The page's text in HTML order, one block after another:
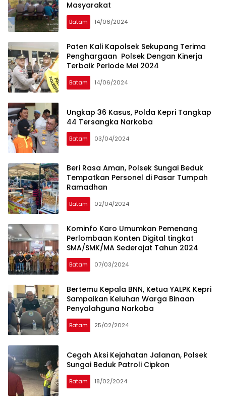
Masyarakat
Batam 14/06/2024
Paten Kali Kapolsek Sekupang Terima
Penghargaan Polsek Dengan Kinerja
Terbaik Periode Mei 2024
Batam 14/06/2024
Ungkap 36 Kasus, Polda Kepri Tangkap
44 Tersangka Narkoba
Batam 03/04/2024
Beri Rasa Aman, Polsek Sungai Beduk
Tempatkan Personel di Pasar Tumpah
Ramadhan
Batam 02/04/2024
Kominfo Karo Umumkan Pemenang
Perlombaan Konten Digital tingkat
SMA/SMK/MA Sederajat Tahun 2024
Batam 07/03/2024
Bertemu Kepala BNN, Ketua YALPK Kepri
Sampaikan Keluhan Warga Binaan
Penyalahguna Narkoba
Batam 25/02/2024
Cegah Aksi Kejahatan Jalanan, Polsek
Sungai Beduk Patroli Cipkon
Batam 18/02/2024